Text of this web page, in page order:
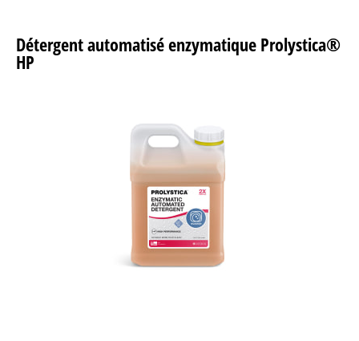
Détergent automatisé enzymatique Prolystica®
HP